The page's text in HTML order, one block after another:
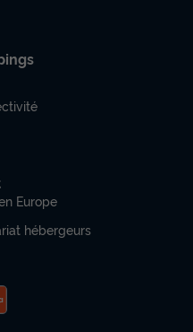
Europe
hébergeurs